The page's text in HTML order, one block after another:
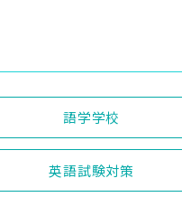
語学学校
英語試験対策